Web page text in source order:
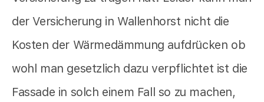
der Versicherung in Wallenhorst nicht die
Kosten der Wärmedämmung aufdrücken ob
wohl man gesetzlich dazu verpflichtet ist die
Fassade in solch einem Fall so zu machen,